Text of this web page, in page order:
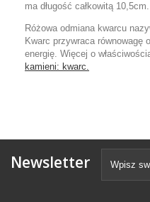
ma długość całkowitą 10,5cm.
Różowa odmiana kwarcu
Kwarc przywraca równowagę
energię. Więcej o
kamieni: kwarc.
Newsletter